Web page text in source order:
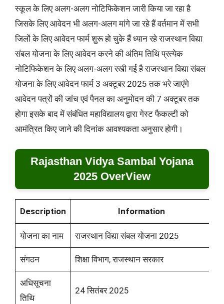
स्कूल के लिए अलग-अलग नोटिफिकेशन जारी किया जा रहा है
जिसके लिए आवेदन भी अलग-अलग मांगे जा रहे हैं वर्तमान में सभी
जिलों के लिए आवेदन फार्म शुरू हो चुके हैं ध्यान रहे राजस्थान विद्या
संबल योजना के लिए आवेदन करने की अंतिम तिथि प्रत्येक
नोटिफिकेशन के लिए अलग-अलग रखी गई है राजस्थान विद्या संबल
योजना के लिए आवेदन फार्म 3 अक्टूबर 2025 तक भरे जाएंगे
आवेदन पत्रों की जांच एवं पैनल का अनुमोदन की 7 अक्टूबर तक
होगा इसके बाद में संबंधित महाविद्यालय द्वारा गेस्ट फैकल्टी को
आमंत्रित किए जाने की दिनांक आवश्यकता अनुसार होगी।
Rajasthan Vidya Sambal Yojana
2025 OverView
Description Information
योजना का नाम राजस्थान विद्या संबल योजना 2025
संगठन शिक्षा विभाग, राजस्थान सरकार
अधिसूचना
तिथि
24 सितंबर 2025